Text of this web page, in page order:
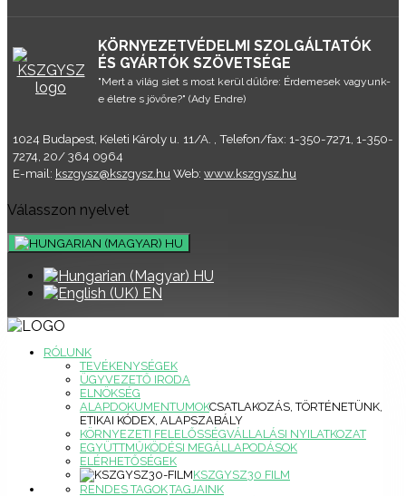
KÖRNYEZETVÉDELMI SZOLGÁLTATÓK
ÉS GYÁRTÓK SZÖVETSÉGE
"Mert a világ siet s most kerül dűlőre: Érdemesek vagyunk-
e életre s jövőre?" (Ady Endre)
1024 Budapest, Keleti Károly u. 11/A. , Telefon/fax: 1-350-7271, 1-350-
7274, 20/ 364 0964
E-mail: kszgysz@kszgysz.hu Web: www.kszgysz.hu
Válasszon nyelvet
HU
HU
EN
RÓLUNK
TEVÉKENYSÉGEK
ÜGYVEZETŐ IRODA
ELNÖKSÉG
ALAPDOKUMENTUMOKCSATLAKOZÁS, TÖRTÉNETÜNK,
ETIKAI KÓDEX, ALAPSZABÁLY
KÖRNYEZETI FELELŐSSÉGVÁLLALÁSI NYILATKOZAT
EGYÜTTMŰKÖDÉSI MEGÁLLAPODÁSOK
ELÉRHETŐSÉGEK
KSZGYSZ30 FILM
TAGJAINK
RENDES TAGOK